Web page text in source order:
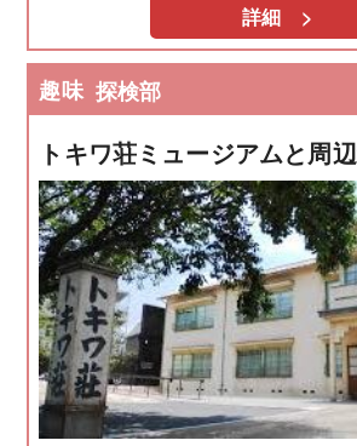
詳細 >
趣味 探検部
トキワ荘ミュージアムと周